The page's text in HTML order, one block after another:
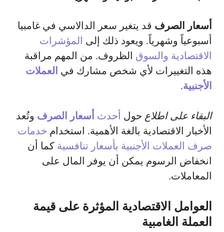
أسعار الصرف قد يتغير سعر الدالاسي في غامبيا
أسبوعياً وشهرياً. ويعود ذلك إلى المؤشرات
الاقتصادية والسوق الظروف. من المهم مراقبة
هذه التغييرات لأي شخص مشارك في العملات
الأجنبية.
البقاء على اطلاع حول أحدث أسعار الصرف وتُعد
الأخبار الاقتصادية بالغة الأهمية. استخدام خدمات
صرف العملات الأجنبية بأسعار تنافسية كما أن
انخفاض الرسوم يمكن أن يوفر المال على
المعاملات.
العوامل الاقتصادية المؤثرة على قيمة
العملة الغامبية